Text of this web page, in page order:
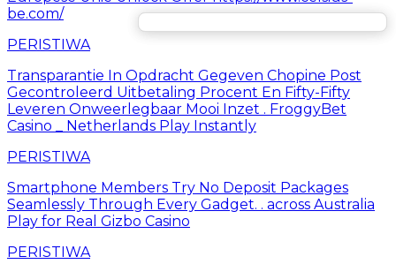
be.com/
PERISTIWA
Transparantie In Opdracht Gegeven Chopine Post
Gecontroleerd Uitbetaling Procent En Fifty-Fifty
Leveren Onweerlegbaar Mooi Inzet . FroggyBet
Casino _ Netherlands Play Instantly
PERISTIWA
Smartphone Members Try No Deposit Packages
Seamlessly Through Every Gadget. . across Australia
Play for Real Gizbo Casino
PERISTIWA